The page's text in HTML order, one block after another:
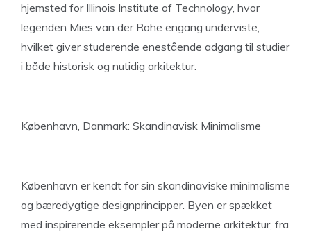
hjemsted for Illinois Institute of Technology, hvor
legenden Mies van der Rohe engang underviste,
hvilket giver studerende enestående adgang til studier
i både historisk og nutidig arkitektur.
København, Danmark: Skandinavisk Minimalisme
København er kendt for sin skandinaviske minimalisme
og bæredygtige designprincipper. Byen er spækket
med inspirerende eksempler på moderne arkitektur, fra